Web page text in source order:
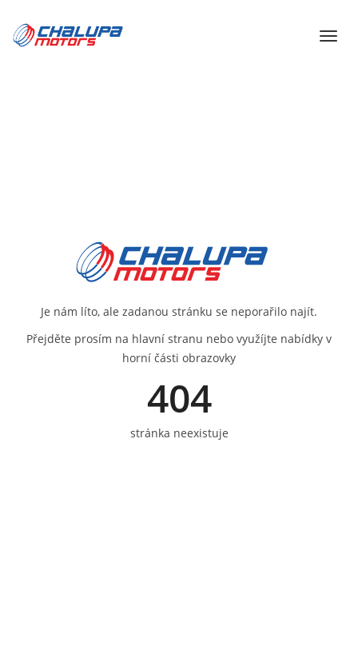
Je nám líto, ale zadanou stránku se neporařilo najít.
Přejděte prosím na hlavní stranu nebo využíjte nabídky v
horní části obrazovky
404
stránka neexistuje